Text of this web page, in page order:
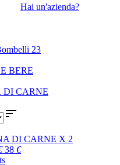
Hai un'azienda?
23
BERE
DI CARNE

DI CARNE X 2
38 €